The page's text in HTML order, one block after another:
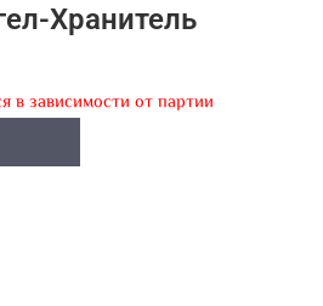
Хранитель
в зависимости от партии